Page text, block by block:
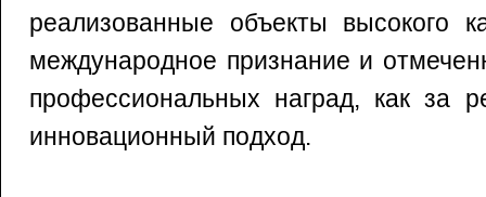
реализованные объекты высокого
международное признание и
профессиональных наград, как за
инновационный подход.